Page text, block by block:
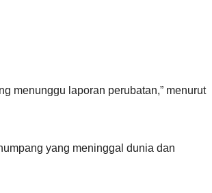
menunggu laporan perubatan,” menurut
yang meninggal dunia dan